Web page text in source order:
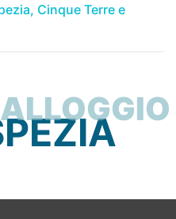
Cinque Terre e